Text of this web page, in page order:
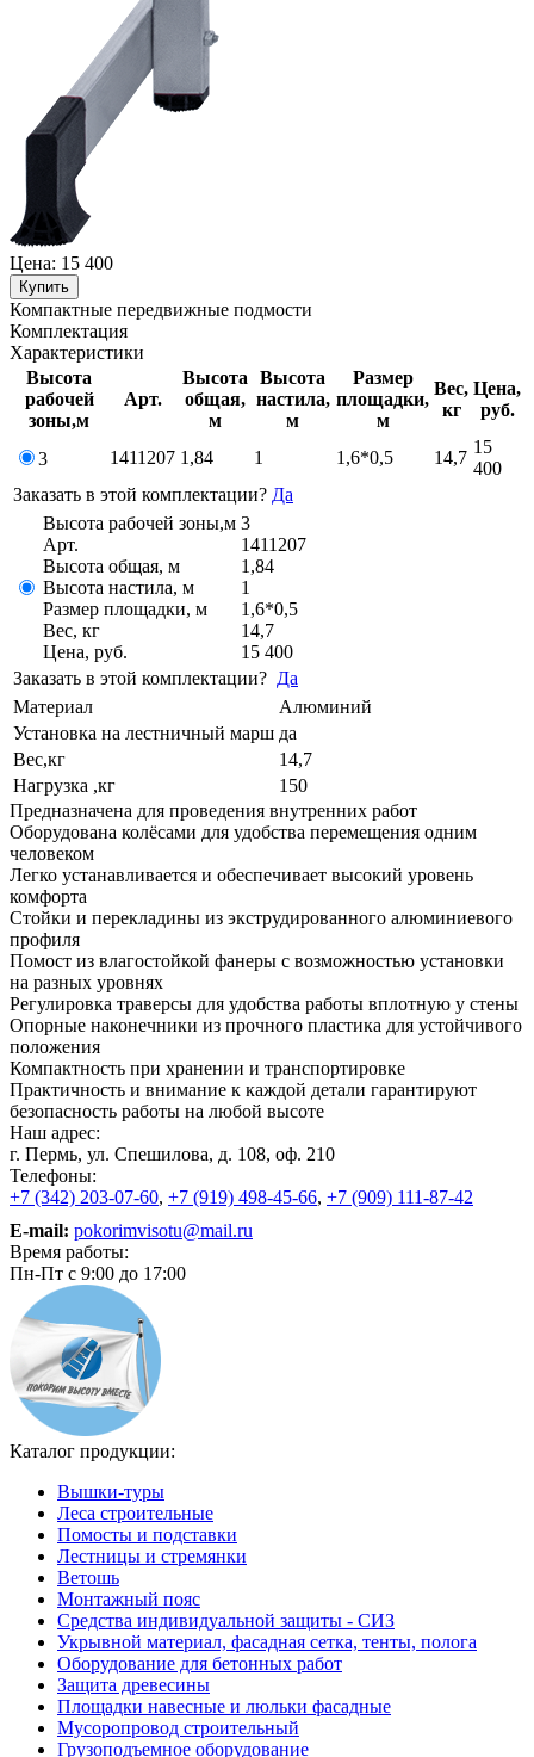
Цена: 15 400
Купить
Компактные передвижные подмости
Комплектация
Характеристики
Высота
рабочей
зоны,м
Арт.
Высота
общая,
м
Высота
настила,
м
Размер
площадки,
м
Вес,
кг
Цена,
руб.
3 1411207 1,84 1 1,6*0,5 14,7
15
400
Заказать в этой комплектации? Да
Высота рабочей зоны,м
Арт.
Высота общая, м
Высота настила, м
Размер площадки, м
Вес, кг
Цена, руб.
3
1411207
1,84
1
1,6*0,5
14,7
15 400
Заказать в этой комплектации? Да
Материал
Алюминий
Установка на лестничный марш да
Вес,кг
14,7
Нагрузка ,кг
150
Предназначена для проведения внутренних работ
Оборудована колёсами для удобства перемещения одним
человеком
Легко устанавливается и обеспечивает высокий уровень
комфорта
Стойки и перекладины из экструдированного алюминиевого
профиля
Помост из влагостойкой фанеры с возможностью установки
на разных уровнях
Регулировка траверсы для удобства работы вплотную у стены
Опорные наконечники из прочного пластика для устойчивого
положения
Компактность при хранении и транспортировке
Практичность и внимание к каждой детали гарантируют
безопасность работы на любой высоте
Наш адрес:
г. Пермь, ул. Спешилова, д. 108, оф. 210
Телефоны:
+7 (342) 203-07-60, +7 (919) 498-45-66, +7 (909) 111-87-42
E-mail: pokorimvisotu@mail.ru
Время работы:
Пн-Пт с 9:00 до 17:00
Каталог продукции:
Вышки-туры
Леса строительные
Помосты и подставки
Лестницы и стремянки
Ветошь
Монтажный пояс
Средства индивидуальной защиты - СИЗ
Укрывной материал, фасадная сетка, тенты, полога
Оборудование для бетонных работ
Защита древесины
Площадки навесные и люльки фасадные
Мусоропровод строительный
Грузоподъемное оборудование